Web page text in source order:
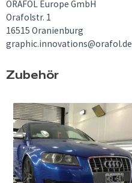
ORAFOL Europe GmbH
Orafolstr. 1
16515 Oranienburg
graphic.innovations@orafol.de
Zubehör